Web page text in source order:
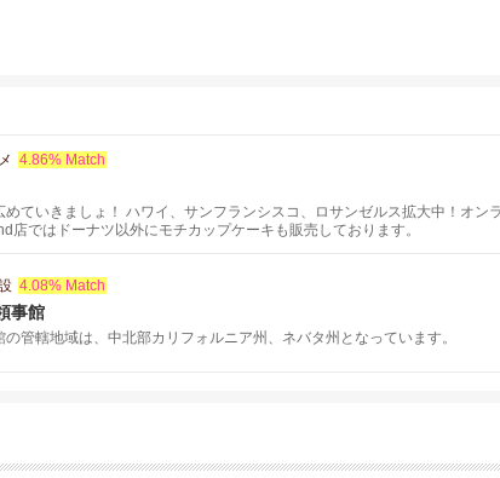
4.86% Match
ていきましょ！ ハワイ、サンフランシスコ、ロサンゼルス拡大中！オン
ではドーナツ以外にモチカップケーキも販売しております。
4.08% Match
事館
管轄地域は、中北部カリフォルニア州、ネバタ州となっています。